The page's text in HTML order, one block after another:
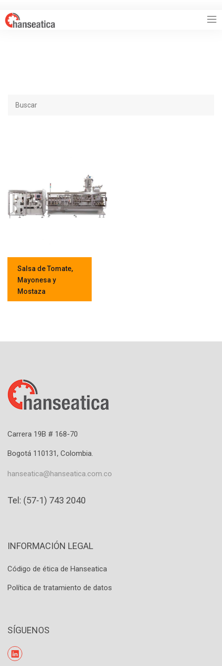
Salsa de Tomate,
Mayonesa y
Mostaza
Carrera 19B # 168-70
Bogotá 110131, Colombia.
hanseatica@hanseatica.com.co
Tel: (57-1) 743 2040
INFORMACIÓN LEGAL
Código de ética de Hanseatica
Política de tratamiento de datos
SÍGUENOS